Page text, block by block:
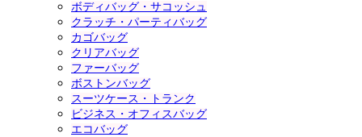
ボディバッグ・サコッシュ
クラッチ・パーティバッグ
カゴバッグ
クリアバッグ
ファーバッグ
ボストンバッグ
スーツケース・トランク
ビジネス・オフィスバッグ
エコバッグ